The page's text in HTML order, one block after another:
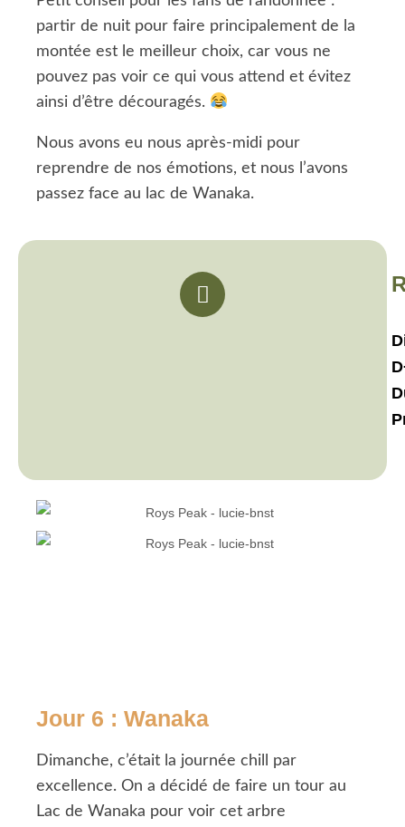
partir de nuit pour faire principalement de la
montée est le meilleur choix, car vous ne
pouvez pas voir ce qui vous attend et évitez
ainsi d’être découragés.
Nous avons eu nous après-midi pour
reprendre de nos émotions, et nous l’avons
passez face au lac de Wanaka.
Jour 6 : Wanaka
Dimanche, c’était la journée chill par
excellence. On a décidé de faire un tour au
Lac de Wanaka pour voir cet arbre